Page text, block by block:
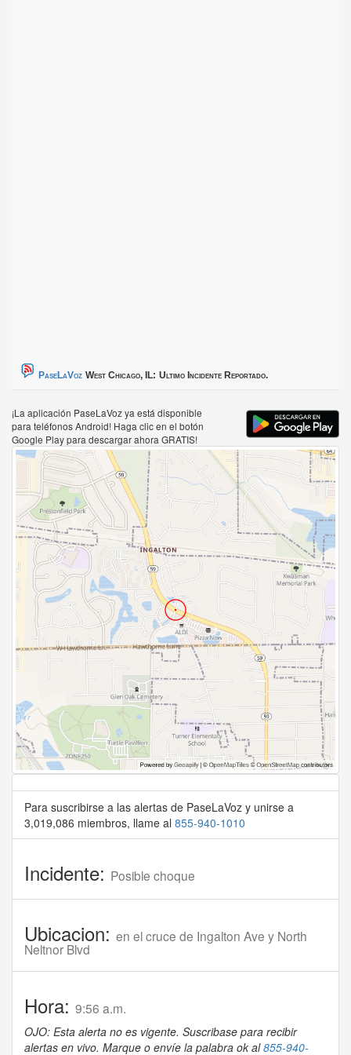
PaseLaVoz West Chicago, IL: Ultimo Incidente Reportado.
¡La aplicación PaseLaVoz ya está disponible
para teléfonos Android! Haga clic en el botón
Google Play para descargar ahora GRATIS!
Para suscribirse a las alertas de PaseLaVoz y unirse a
3,019,086 miembros, llame al 855-940-1010
Incidente: Posible choque
Ubicacion: en el cruce de Ingalton Ave y North
Neltnor Blvd
Hora: 9:56 a.m.
OJO: Esta alerta no es vigente. Suscribase para recibir
alertas en vivo. Marque o envíe la palabra ok al855-940-